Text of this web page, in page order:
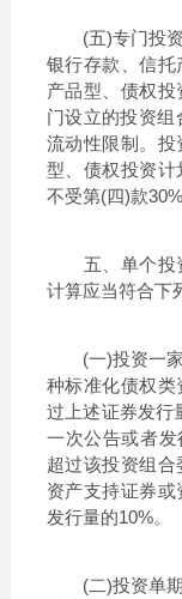
(五)专门投资
银行存款、信
产品型、债权
门设立的投资
流动性限制。投
型、债权投资计
不受第(四)款
五、单个投资
计算应当符合下
(一)投资一家
种标准化债权类
过上述证券发行
一次公告或者
超过该投资组
资产支持证券
发行量的10%。
(二)投资单期